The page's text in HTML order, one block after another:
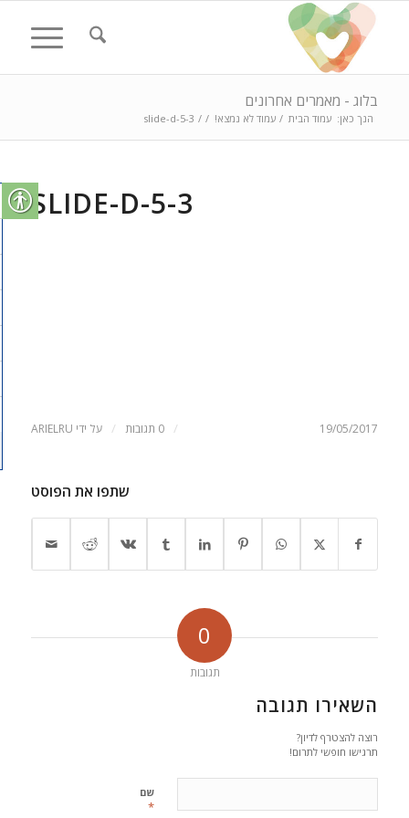
בלוג - מאמרים אחרונים
הנך כאן: עמוד הבית / עמוד לא נמצא! /
/
slide-d-5-3
SLIDE-D-5-3
19/05/2017
/ 0 תגובות / על ידי ARIELRU
שתפו את הפוסט
0
תגובות
השאירו תגובה
רוצה להצטרף לדיון?
תרגישו חופשי לתרום!
שם
*